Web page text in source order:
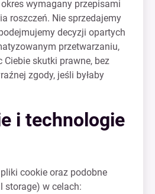
wymagany przepisami
roszczeń. Nie sprzedajemy
decyzji opartych
przetwarzaniu,
Ciebie skutki prawne, bez
zgody, jeśli byłaby
i technologie
cookie oraz podobne
storage) w celach: